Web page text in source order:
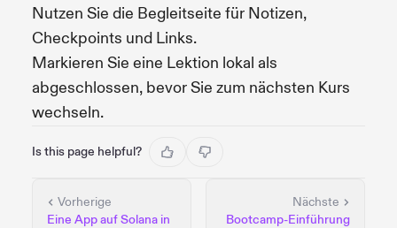
Nutzen Sie die Begleitseite für Notizen,
Checkpoints und Links.
Markieren Sie eine Lektion lokal als
abgeschlossen, bevor Sie zum nächsten Kurs
wechseln.
Is this page helpful?
Vorherige
Eine App auf Solana in
Nächste
Bootcamp-Einführung